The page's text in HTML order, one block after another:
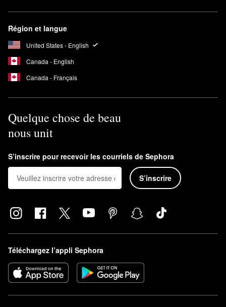
Région et langue
United States - English
Canada - English
Canada - Français
Quelque chose de beau
nous unit
S’inscrire pour recevoir les courriels de Sephora
S’inscrire
Téléchargez l’appli Sephora